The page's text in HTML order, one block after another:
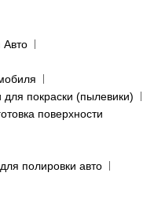
Авто
для покраски (пылевики)
поверхности
полировки авто